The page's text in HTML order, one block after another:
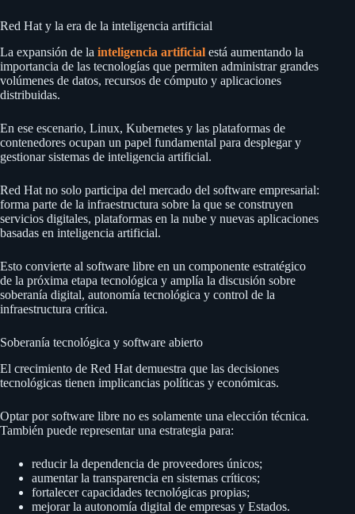
Red Hat y la era de la inteligencia artificial
La expansión de la inteligencia artificial está aumentando la
importancia de las tecnologías que permiten administrar grandes
volúmenes de datos, recursos de cómputo y aplicaciones
distribuidas.
En ese escenario, Linux, Kubernetes y las plataformas de
contenedores ocupan un papel fundamental para desplegar y
gestionar sistemas de inteligencia artificial.
Red Hat no solo participa del mercado del software empresarial:
forma parte de la infraestructura sobre la que se construyen
servicios digitales, plataformas en la nube y nuevas aplicaciones
basadas en inteligencia artificial.
Esto convierte al software libre en un componente estratégico
de la próxima etapa tecnológica y amplía la discusión sobre
soberanía digital, autonomía tecnológica y control de la
infraestructura crítica.
Soberanía tecnológica y software abierto
El crecimiento de Red Hat demuestra que las decisiones
tecnológicas tienen implicancias políticas y económicas.
Optar por software libre no es solamente una elección técnica.
También puede representar una estrategia para:
reducir la dependencia de proveedores únicos;
aumentar la transparencia en sistemas críticos;
fortalecer capacidades tecnológicas propias;
mejorar la autonomía digital de empresas y Estados.